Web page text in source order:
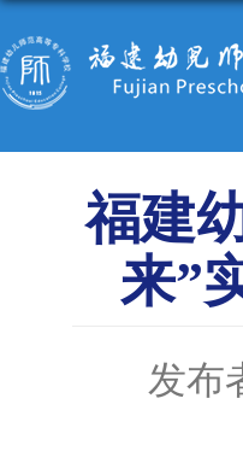
福建
来”
发布